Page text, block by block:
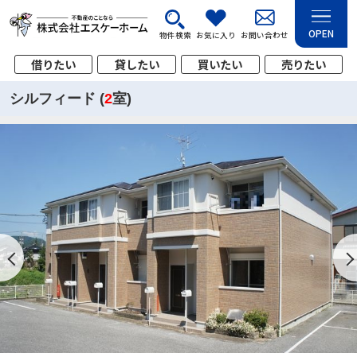
物件検索 お気に入り お問い合わせ OPEN
借りたい 貸したい 買いたい 売りたい
シルフィード (2室)